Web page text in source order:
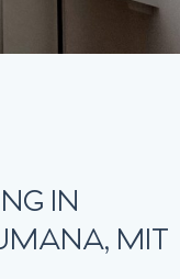
IN
MIT